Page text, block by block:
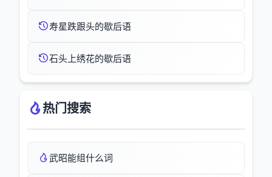
寿星跌跟头的歇后语
石头上绣花的歇后语
热门搜索
武昭能组什么词